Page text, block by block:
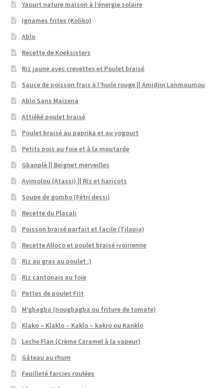
Yaourt nature maison à l’énergie solaire
Ignames frites (Koliko)
Ablo
Recette de Koeksisters
Riz jaune avec crevettes et Poulet braisé
Sauce de poisson frais à l’huile rouge || Amidjin Lanmoumou
Ablo Sans Maïzena
Attiéké poulet braisé
Poulet braisé au paprika et au yogourt
Petits pois au foie et à la moutarde
Gbanplè || Beignet merveilles
Ayimolou (Atassi) || Riz et haricots
Soupe de gombo (Fétri dessi)
Recette du Placali
Poisson braisé parfait et facile (Tilapia)
Recette Alloco et poulet braisé ivoirienne
Riz au gras au poulet ;)
Riz cantonais au foie
Pattes de poulet Frit
M’gbagba (nougbagba ou friture de tomate)
Klako – Klaklo – Kaklo – kakro ou Kanklo
Leche Flan (Crème Caramel à la vapeur)
Gâteau au rhum
Feuilleté farcies roulées